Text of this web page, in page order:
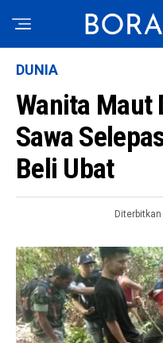
DUNIA
Wanita Maut
Sawa
Beli Ubat
Diterbitkan